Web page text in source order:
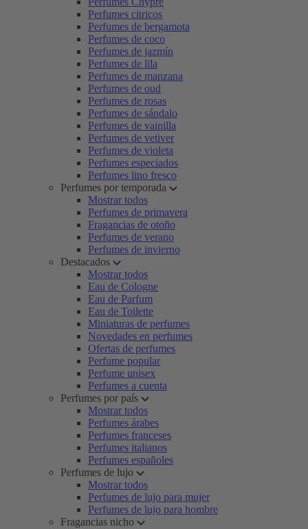
Perfumes citricos
Perfumes de bergamota
Perfumes de coco
Perfumes de jazmín
Perfumes de lila
Perfumes de manzana
Perfumes de oud
Perfumes de rosas
Perfumes de sándalo
Perfumes de vainilla
Perfumes de vetiver
Perfumes de violeta
Perfumes especiados
Perfumes lino fresco
Perfumes por temporada
Mostrar todos
Perfumes de primavera
Fragancias de otoño
Perfumes de verano
Perfumes de invierno
Destacados
Mostrar todos
Eau de Cologne
Eau de Parfum
Eau de Toilette
Miniaturas de perfumes
Novedades en perfumes
Ofertas de perfumes
Perfume popular
Perfume unisex
Perfumes a cuenta
Perfumes por país
Mostrar todos
Perfumes árabes
Perfumes franceses
Perfumes italianos
Perfumes españoles
Perfumes de lujo
Mostrar todos
Perfumes de lujo para mujer
Perfumes de lujo para hombre
Fragancias nicho